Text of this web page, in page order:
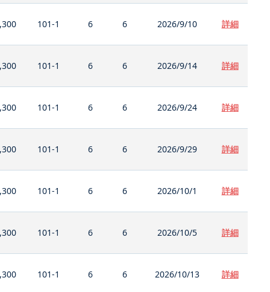
101-1 6 6 2026/9/10 詳細
101-1 6 6 2026/9/14 詳細
101-1 6 6 2026/9/24 詳細
101-1 6 6 2026/9/29 詳細
101-1 6 6 2026/10/1 詳細
101-1 6 6 2026/10/5 詳細
101-1 6 6 2026/10/13 詳細